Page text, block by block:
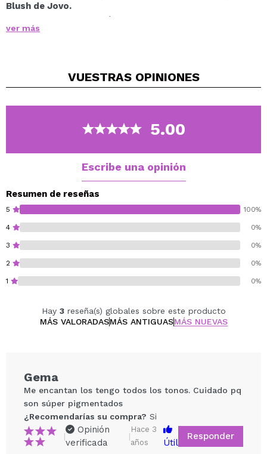
Blush de Jovo.
Este colorete con fórmula ligera y duradera se
extiende y se fija perfectamente consiguiendo un rubor
piel, aportándole un color suave para un acabado
Coloca una pequeña cantidad de colorete en las yemas
de los dedos y da golpecitos en tus pómulos. Repite
dependiendo de la intensidad deseada.
ver más
VUESTRAS OPINIONES
5.00
Escribe una opinión
Resumen de reseñas
5 100%
4 0%
3 0%
2 0%
1 0%
Hay 3reseña(s) globales sobre este producto
MÁS VALORADASMÁS ANTIGUASMÁS NUEVAS
Gema
Me encantan los tengo todos los tonos. Cuidado pq
son súper pigmentados
¿Recomendarías su compra? Si
|
Opinión
verificada
|
Hace 3
años
Útil
Responder